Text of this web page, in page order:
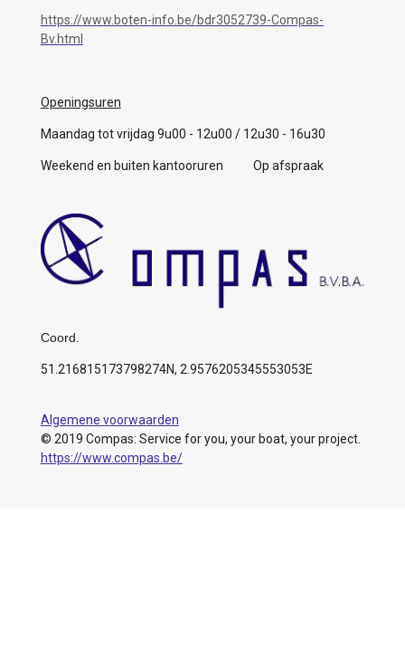
https://www.boten-info.be/bdr3052739-Compas-
Bv.html
Openingsuren
Maandag tot vrijdag 9u00 - 12u00 / 12u30 - 16u30
Weekend en buiten kantooruren Op afspraak
Coord.
51.216815173798274N, 2.9576205345553053E
Algemene voorwaarden
© 2019 Compas: Service for you, your boat, your project.
https://www.compas.be/